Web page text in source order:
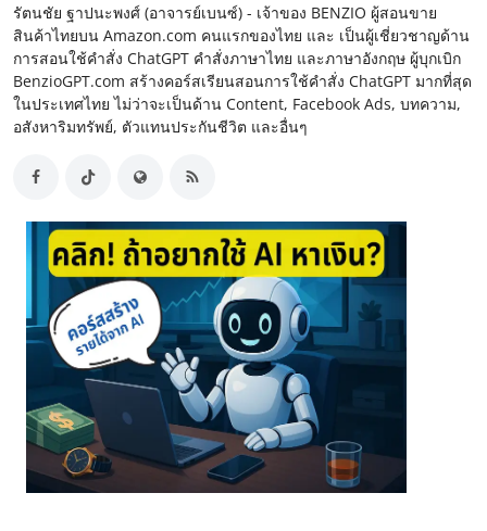
รัตนชัย ฐาปนะพงศ์ (อาจารย์เบนซ์) - เจ้าของ BENZIO ผู้สอนขาย
สินค้าไทยบน Amazon.com คนแรกของไทย และ เป็นผู้เชี่ยวชาญด้าน
การสอนใช้คำสั่ง ChatGPT คำสั่งภาษาไทย และภาษาอังกฤษ ผู้บุกเบิก
BenzioGPT.com สร้างคอร์สเรียนสอนการใช้คำสั่ง ChatGPT มากที่สุด
ในประเทศไทย ไม่ว่าจะเป็นด้าน Content, Facebook Ads, บทความ,
อสังหาริมทรัพย์, ตัวแทนประกันชีวิต และอื่นๆ